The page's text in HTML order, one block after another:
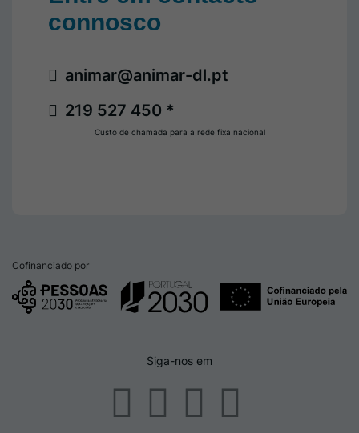
connosco
219 527 450 *
animar@animar-dl.pt
Custo de chamada para a rede fixa nacional
Cofinanciado por
Siga-nos em